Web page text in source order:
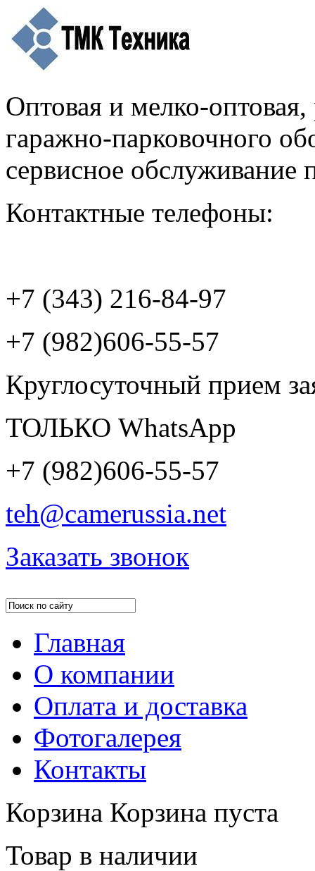
Оптовая и мелко-
гаражно-парковочного
сервисное
Контактные телефоны:
+7 (343) 216-84-97
+7 (982)606-55-57
Круглосуточный прием
ТОЛЬКО WhatsApp
+7 (982)606-55-57
teh@camerussia.net
Заказать звонок
Главная
О компании
Оплата и доставка
Фотогалерея
Контакты
Корзина Корзина пуста
Товар в наличии